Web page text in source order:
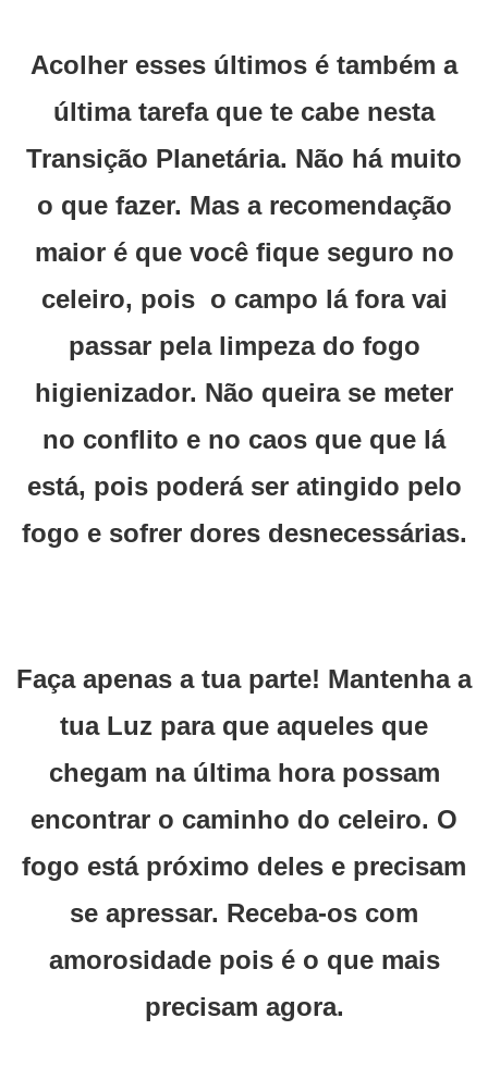
Acolher esses últimos é também a
última tarefa que te cabe nesta
Transição Planetária. Não há muito
o que fazer. Mas a recomendação
maior é que você fique seguro no
celeiro, pois o campo lá fora vai
passar pela limpeza do fogo
higienizador. Não queira se meter
no conflito e no caos que que lá
está, pois poderá ser atingido pelo
fogo e sofrer dores desnecessárias.
Faça apenas a tua parte! Mantenha a
tua Luz para que aqueles que
chegam na última hora possam
encontrar o caminho do celeiro. O
fogo está próximo deles e precisam
se apressar. Receba-os com
amorosidade pois é o que mais
precisam agora.